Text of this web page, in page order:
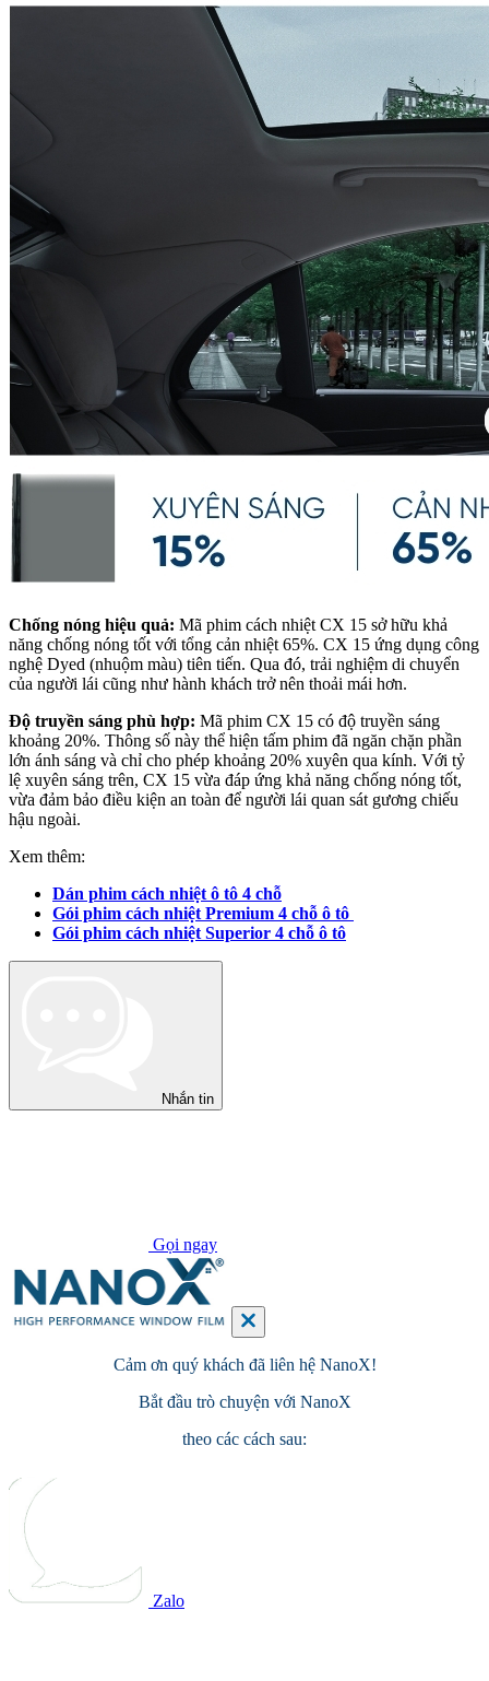
Chống nóng hiệu quả: Mã phim cách nhiệt CX 15 sở hữu khả
năng chống nóng tốt với tổng cản nhiệt 65%. CX 15 ứng dụng công
nghệ Dyed (nhuộm màu) tiên tiến. Qua đó, trải nghiệm di chuyển
của người lái cũng như hành khách trở nên thoải mái hơn.
Độ truyền sáng phù hợp: Mã phim CX 15 có độ truyền sáng
khoảng 20%. Thông số này thể hiện tấm phim đã ngăn chặn phần
lớn ánh sáng và chỉ cho phép khoảng 20% xuyên qua kính. Với tỷ
lệ xuyên sáng trên, CX 15 vừa đáp ứng khả năng chống nóng tốt,
vừa đảm bảo điều kiện an toàn để người lái quan sát gương chiếu
hậu ngoài.
Xem thêm:
Dán phim cách nhiệt ô tô 4 chỗ
Gói phim cách nhiệt Premium 4 chỗ ô tô
Gói phim cách nhiệt Superior 4 chỗ ô tô
Nhắn tin
Gọi ngay
Cảm ơn quý khách đã liên hệNanoX!
Bắt đầu trò chuyện với NanoX
theo các cách sau:
Zalo